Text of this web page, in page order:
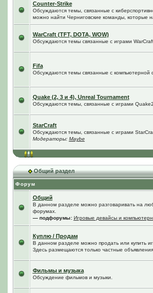
Counter-Strike
Обсуждаются темы, связанные с
можно найти Черниговские команды, которые
WarCraft (TFT, DOTA, WOW)
Обсуждаются темы связанные с играми
Fifa
Обсуждаются темы связанные с компьютерной
Quake (2, 3 и 4), Unreal Tournament
Обсуждаются темы, связанные с играми
StarCraft
Обсуждаются темы, связанные с играми
Модераторы: Maybe
Общий раздел
Форум
Общий
В данном разделе можно разговаривать на
форумах.
— подфорумы: Игровые девайсы и
Куплю / Продам
В данном разделе можно продать или купить
Здесь размещаются только частные объявления.
Фильмы и музыка
Обсуждение фильмов и музыки.